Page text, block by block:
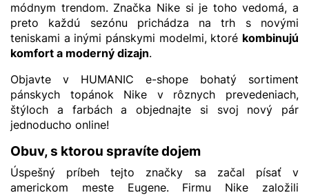
módnym trendom. Značka Nike si je toho vedomá, a
preto každú sezónu prichádza na trh s novými
teniskami a inými pánskymi modelmi, ktoré kombinujú
komfort a moderný dizajn.
Objavte v HUMANIC e-shope bohatý sortiment
pánskych topánok Nike v rôznych prevedeniach,
štýloch a farbách a objednajte si svoj nový pár
jednoducho online!
Obuv, s ktorou spravíte dojem
Úspešný príbeh tejto značky sa začal písať v
americkom meste Eugene. Firmu Nike založili